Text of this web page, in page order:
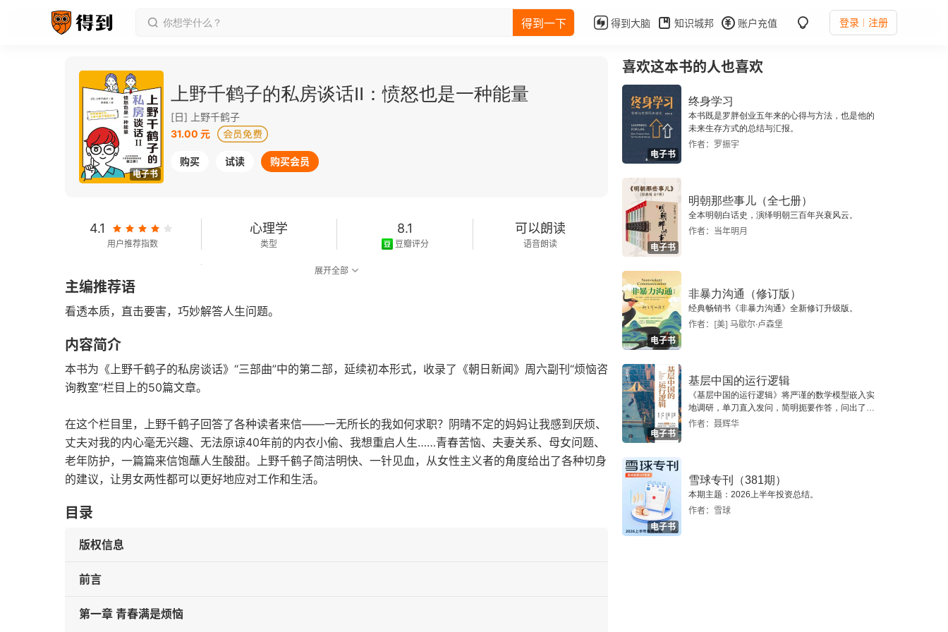
得到一下 得到大脑 知识城邦 账户充值 登录 注册
电子书
上野千鹤子的私房谈话II：愤怒也是一种能量
[日] 上野千鹤子
31.00 元
购买 试读 购买会员
4.1
用户推荐指数
心理学
类型
8.1
豆瓣评分
可以朗读
语音朗读
字数
展开全部
主编推荐语
看透本质，直击要害，巧妙解答人生问题。
内容简介
本书为《上野千鹤子的私房谈话》“三部曲”中的第二部，延续初本形式，收录了《朝日新闻》周六副刊“烦恼咨
询教室”栏目上的50篇文章。
在这个栏目里，上野千鹤子回答了各种读者来信——一无所长的我如何求职？阴晴不定的妈妈让我感到厌烦、
丈夫对我的内心毫无兴趣、无法原谅40年前的内衣小偷、我想重启人生……青春苦恼、夫妻关系、母女问题、
老年防护，一篇篇来信饱蘸人生酸甜。上野千鹤子简洁明快、一针见血，从女性主义者的角度给出了各种切身
的建议，让男女两性都可以更好地应对工作和生活。
目录
版权信息
前言
第一章 青春满是烦恼
喜欢这本书的人也喜欢
电子书
终身学习
本书既是罗胖创业五年来的心得与方法，也是他的
未来生存方式的总结与汇报。
作者：罗振宇
电子书
明朝那些事儿（全七册）
全本明朝白话史，演绎明朝三百年兴衰风云。
作者：当年明月
电子书
非暴力沟通（修订版）
经典畅销书《非暴力沟通》全新修订升级版。
作者：[美] 马歇尔·卢森堡
电子书
基层中国的运行逻辑
《基层中国的运行逻辑》将严谨的数学模型嵌入实
地调研，单刀直入发问，简明扼要作答，问出了一
个真实切近的基层中国。
作者：聂辉华
电子书
雪球专刊（381期）
本期主题：2026上半年投资总结。
作者：雪球